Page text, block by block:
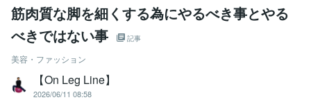
筋肉質な脚を細くする為にやるべき事とやる
べきではない事
記事
美容・ファッション
【On Leg Line】
2026/06/11 08:58